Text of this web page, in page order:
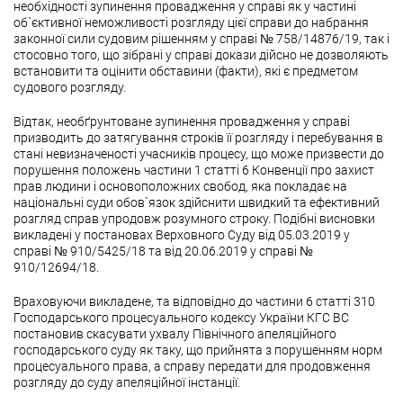
необхідності зупинення провадження у справі як у частині
об`єктивної неможливості розгляду цієї справи до набрання
законної сили судовим рішенням у справі № 758/14876/19, так і
стосовно того, що зібрані у справі докази дійсно не дозволяють
встановити та оцінити обставини (факти), які є предметом
судового розгляду.
Відтак, необґрунтоване зупинення провадження у справі
призводить до затягування строків її розгляду і перебування в
стані невизначеності учасників процесу, що може призвести до
порушення положень частини 1 статті 6 Конвенції про захист
прав людини і основоположних свобод, яка покладає на
національні суди обов`язок здійснити швидкий та ефективний
розгляд справ упродовж розумного строку. Подібні висновки
викладені у постановах Верховного Суду від 05.03.2019 у
справі № 910/5425/18 та від 20.06.2019 у справі №
910/12694/18.
Враховуючи викладене, та відповідно до частини 6 статті 310
Господарського процесуального кодексу України КГС ВС
постановив скасувати ухвалу Північного апеляційного
господарського суду як таку, що прийнята з порушенням норм
процесуального права, а справу передати для продовження
розгляду до суду апеляційної інстанції.